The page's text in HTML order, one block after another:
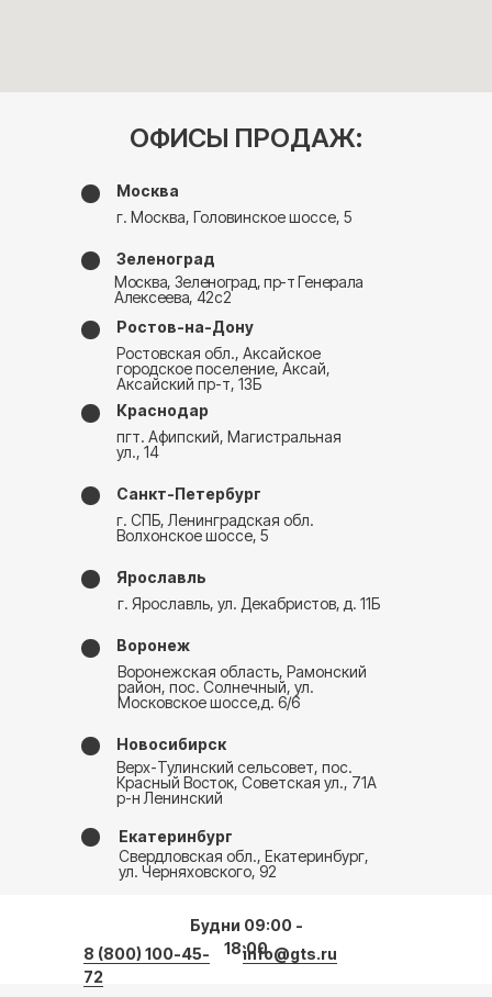
ОФИСЫ ПРОДАЖ:
Верх-Тулинский сельсовет, пос.
Красный Восток, Советская ул., 71А
р-н Ленинский
Новосибирск
Екатеринбург
Свердловская обл., Екатеринбург,
ул. Черняховского, 92
Воронеж
Воронежская область, Рамонский
район, пос. Солнечный, ул.
Московское шоссе,д. 6/6
Ростовская обл., Аксайское
городское поселение, Аксай,
Аксайский пр-т, 13Б
Ростов-на-Дону
г. Ярославль, ул. Декабристов, д. 11Б
Ярославль
Санкт-Петербург
г. СПБ, Ленинградская обл.
Волхонское шоссе, 5
пгт. Афипский, Магистральная
ул., 14
Краснодар
Зеленоград
Москва, Зеленоград, пр-т Генерала
Алексеева, 42с2
г. Москва, Головинское шоссе, 5
Москва
info@gts.ru
Будни 09:00 -
18:00
8 (800) 100-45-
72